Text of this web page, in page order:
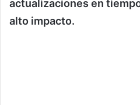
actualizaciones en
alto impacto.